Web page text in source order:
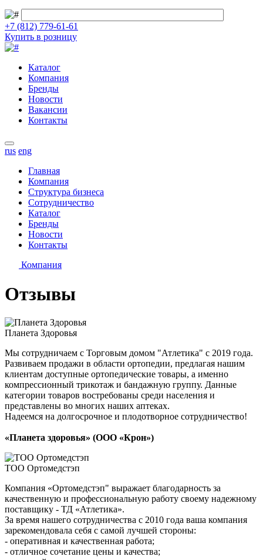
+7 (812) 779-61-61
Купить в розницу
Каталог
Компания
Бренды
Новости
Вакансии
Контакты
rus eng
Главная
Компания
Структура бизнеса
Сотрудничество
Каталог
Бренды
Новости
Контакты
Компания
Отзывы
Планета Здоровья
Мы сотрудничаем с Торговым домом "Атлетика" с 2019 года.
Развиваем продажи в области ортопедии, предлагая нашим
клиентам доступные ортопедические товары, а именно
компрессионный трикотаж и бандажную группу. Данные
категории товаров востребованы среди населения и
представлены во многих наших аптеках.
Надеемся на долгосрочное и плодотворное сотрудничество!
«Планета здоровья» (ООО «Крон»)
ТОО Ортомедстэп
Компания «Ортомедстэп" выражает благодарность за
качественную и профессиональную работу своему надежному
поставщику - ТД «Атлетика».
За время нашего сотрудничества с 2010 года ваша компания
зарекомендовала себя с самой лучшей стороны:
- оперативная и качественная работа;
- отличное сочетание цены и качества;